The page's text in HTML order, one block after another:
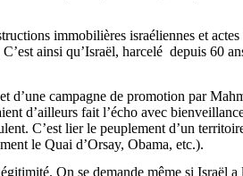
immobilières israéliennes et
ainsi qu’Israël, harcelé depuis 60
d’une campagne de promotion par
d’ailleurs fait l’écho avec
C’est lier le peuplement d’un
le Quai d’Orsay, Obama, etc.).
On se demande même si Israël